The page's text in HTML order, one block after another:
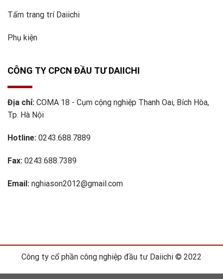
Tấm trang trí Daiichi
Phụ kiện
CÔNG TY CPCN ĐẦU TƯ DAIICHI
Địa chỉ:COMA 18 - Cụm cộng nghiệp Thanh Oai, Bích Hòa,
Tp. Hà Nội
Hotline: 0243.688.7889
Fax: 0243.688.7389
Email: nghiason2012@gmail.com
Công ty cổ phần công nghiệp đầu tư Daiichi © 2022